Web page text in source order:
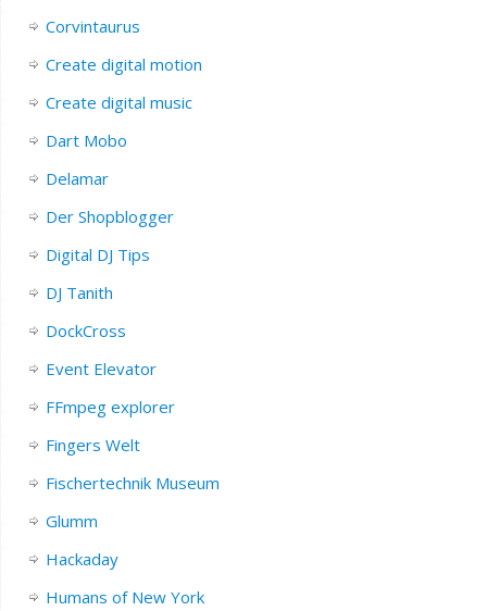
Corvintaurus
Create digital motion
Create digital music
Dart Mobo
Delamar
Der Shopblogger
Digital DJ Tips
DJ Tanith
DockCross
Event Elevator
FFmpeg explorer
Fingers Welt
Fischertechnik Museum
Glumm
Hackaday
Humans of New York